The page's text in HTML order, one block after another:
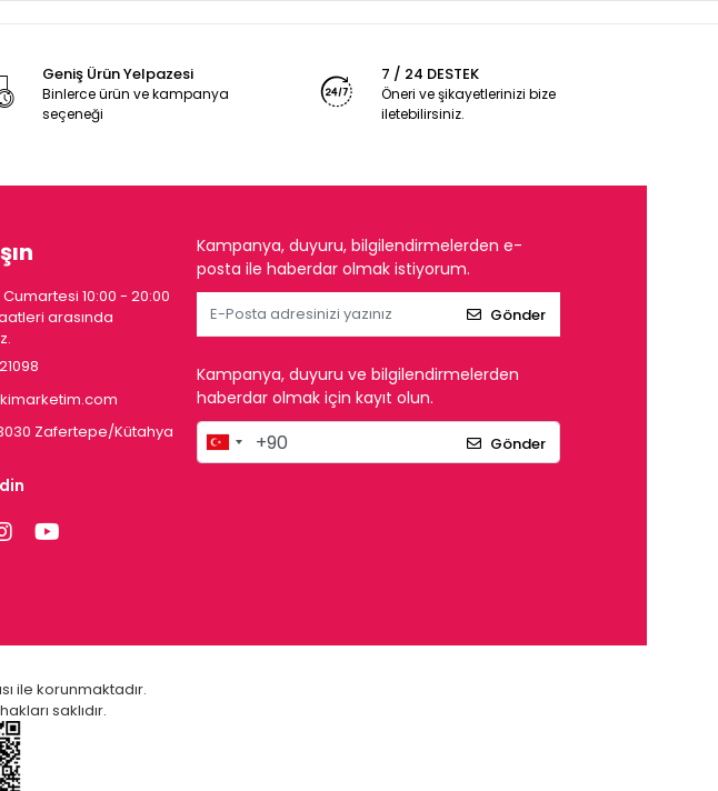
Geniş Ürün Yelpazesi
Binlerce ürün ve kampanya
seçeneği
7 / 24 DESTEK
Öneri ve şikayetlerinizi bize
iletebilirsiniz.
10:00 - 20:00
arasında
Zafertepe/Kütahya
Kampanya, duyuru, bilgilendirmelerden e-
posta ile haberdar olmak istiyorum.
Gönder
Kampanya, duyuru ve bilgilendirmelerden
haberdar olmak için kayıt olun.
Gönder
ile korunmaktadır.
saklıdır.